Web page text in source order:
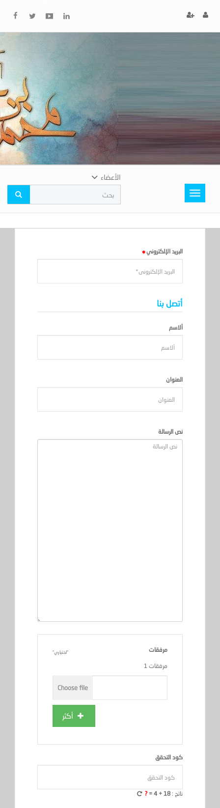
Toggle
navigation
الأعضاء
البريد الإلكتروني
أتصل بنا
ألاسم
العنوان
نص الرسالة
مرفقات اختياري
مرفقات 1
أكثر
كود التحقق
ناتج : 18
+
4 =
?